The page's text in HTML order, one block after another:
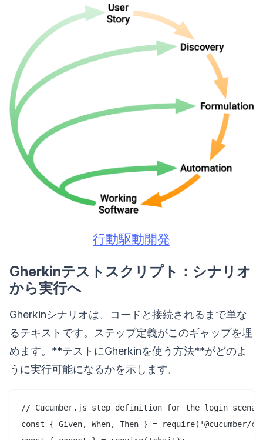
行動駆動開発
Gherkinテストスクリプト：シナリオ
から実行へ
Gherkinシナリオは、コードと接続されるまで単な
るテキストです。ステップ定義がこのギャップを埋
めます。**テストにGherkinを使う方法**がどのよ
うに実行可能になるかを示します。
// Cucumber.js step definition for the login
const { Given, When, Then } = require('@cucumber/